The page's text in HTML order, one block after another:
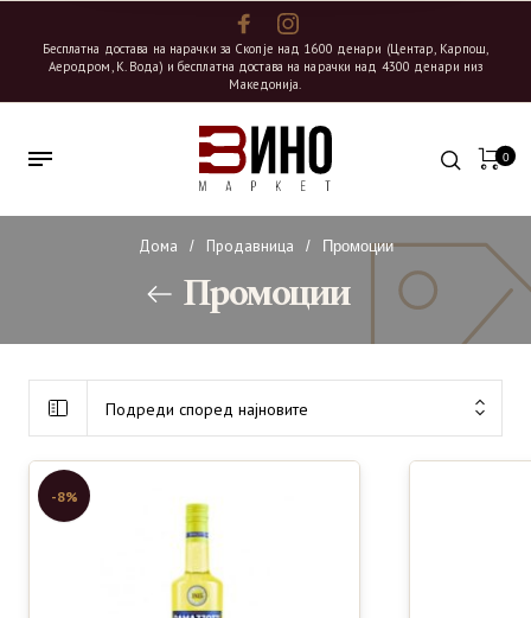
Бесплатна достава на нарачки за Скопје над 1600 денари (Центар, Карпош,
Аеродром, К. Вода) и бесплатна достава на нарачки над 4300 денари низ
Македонија.
0
Дома / Продавница / Промоции
Промоции
Подреди според најновите
-8%